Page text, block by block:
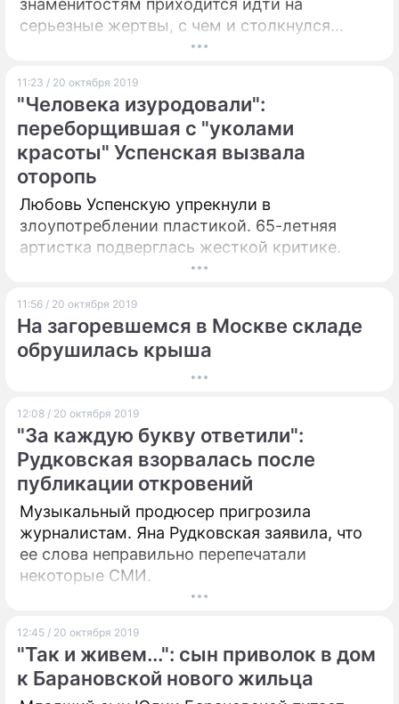
знаменитостям приходится идти на
серьезные жертвы, с чем и столкнулся
певец Сергей Лазарев.
11:23 / 20 октября 2019
"Человека изуродовали":
переборщившая с "уколами
красоты" Успенская вызвала
оторопь
Любовь Успенскую упрекнули в
злоупотреблении пластикой. 65-летняя
артистка подверглась жесткой критике.
11:56 / 20 октября 2019
На загоревшемся в Москве складе
обрушилась крыша
12:08 / 20 октября 2019
"За каждую букву ответили":
Рудковская взорвалась после
публикации откровений
Музыкальный продюсер пригрозила
журналистам. Яна Рудковская заявила, что
ее слова неправильно перепечатали
некоторые СМИ.
12:45 / 20 октября 2019
"Так и живем...": сын приволок в дом
к Барановской нового жильца